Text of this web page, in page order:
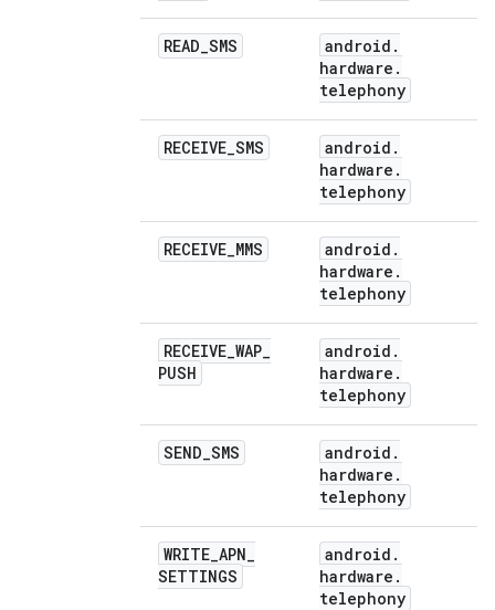
READ_SMS android .
hardware .
telephony
RECEIVE_SMS android .
hardware .
telephony
RECEIVE_MMS android .
hardware .
telephony
RECEIVE_WAP_
PUSH
android .
hardware .
telephony
SEND_SMS android .
hardware .
telephony
WRITE_APN_
SETTINGS
android .
hardware .
telephony